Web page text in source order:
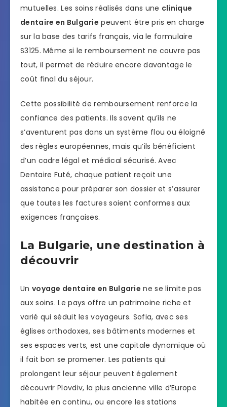
mutuelles. Les soins réalisés dans une clinique
dentaire en Bulgarie peuvent être pris en charge
sur la base des tarifs français, via le formulaire
S3125. Même si le remboursement ne couvre pas
tout, il permet de réduire encore davantage le
coût final du séjour.
Cette possibilité de remboursement renforce la
confiance des patients. Ils savent qu’ils ne
s’aventurent pas dans un système flou ou éloigné
des règles européennes, mais qu’ils bénéficient
d’un cadre légal et médical sécurisé. Avec
Dentaire Futé, chaque patient reçoit une
assistance pour préparer son dossier et s’assurer
que toutes les factures soient conformes aux
exigences françaises.
La Bulgarie, une destination à
découvrir
Un voyage dentaire en Bulgarie ne se limite pas
aux soins. Le pays offre un patrimoine riche et
varié qui séduit les voyageurs. Sofia, avec ses
églises orthodoxes, ses bâtiments modernes et
ses espaces verts, est une capitale dynamique où
il fait bon se promener. Les patients qui
prolongent leur séjour peuvent également
découvrir Plovdiv, la plus ancienne ville d’Europe
habitée en continu, ou encore les stations